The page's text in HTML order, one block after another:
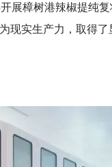
展樟树港辣椒提纯
现实生产力，取得